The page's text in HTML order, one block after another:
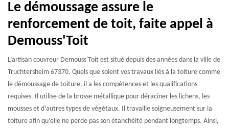
Le démoussage assure le
renforcement de toit, faite appel à
Demouss'Toit
L’artisan couvreur Demouss'Toit est situé depuis des années dans la ville de
Truchtersheim 67370. Quels que soient vos travaux liés à la toiture comme
le démoussage de toiture, il a les compétences et les qualifications
requises. Il utilise de la brosse métallique pour déraciner les lichens, les
mousses et d’autres types de végétaux. Il travaille soigneusement sur la
toiture afin qu’elle ne perde pas son étanchéité pendant longtemps. Ainsi,